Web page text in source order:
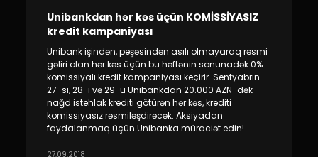
Unibankdan hər kəs üçün KOMİSSİYASIZ
kredit kampaniyası
Unibank işindən, peşəsindən asılı olmayaraq rəsmi
gəliri olan hər kəs üçün bu həftənin sonunadək 0%
komissiyalı kredit kampaniyası keçirir. Sentyabrın
27-si, 28-i və 29-u Unibankdan 20.000 AZN-dək
nağd istehlak krediti götürən hər kəs, krediti
komissiyasız rəsmiləşdirəcək. Aksiyadan
faydalanmaq üçün Unibanka müraciət edin!
27.09.2018